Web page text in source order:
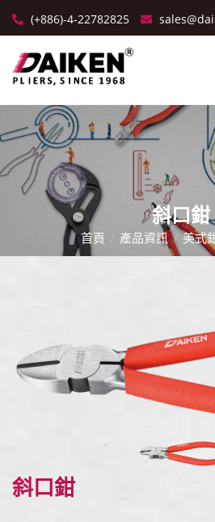
(+886)-4-22782825
斜口鉗
首頁 產品資訊 美式
斜口鉗